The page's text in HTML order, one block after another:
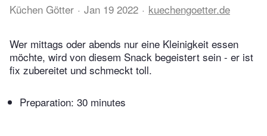
Küchen Götter Jan 19 2022 kuechengoetter.de
Wer mittags oder abends nur eine Kleinigkeit essen
möchte, wird von diesem Snack begeistert sein - er ist
fix zubereitet und schmeckt toll.
Preparation: 30 minutes